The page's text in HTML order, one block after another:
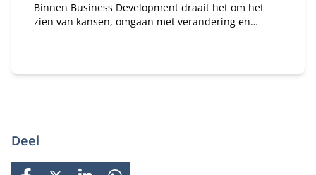
Binnen Business Development draait het om het
zien van kansen, omgaan met verandering en
Deel